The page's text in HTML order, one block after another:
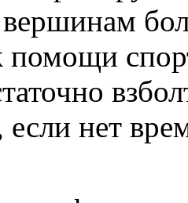
вершинам
помощи
если нет